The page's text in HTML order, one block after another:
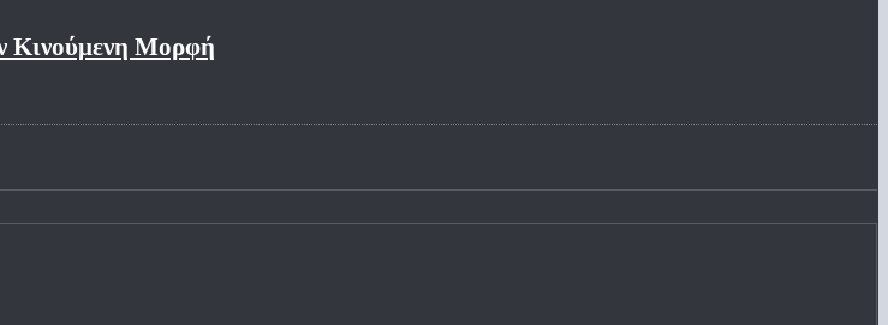
Κινούμενη Μορφή